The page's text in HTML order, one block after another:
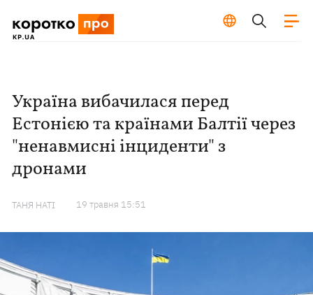
Україна вибачилася перед
Естонією та країнами Балтії через
"ненавмисні інциденти" з
дронами
ТАНЯ НАТІ 19 травня 15:51